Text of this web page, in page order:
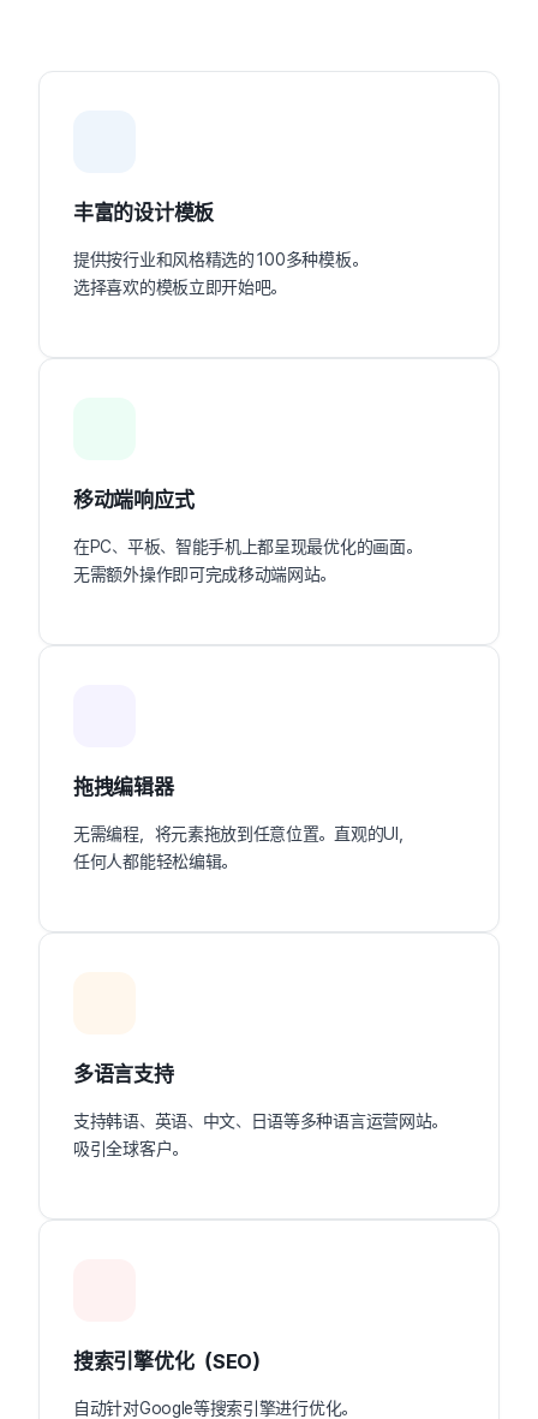
丰富的设计模板
提供按行业和风格精选的100多种模板。
选择喜欢的模板立即开始吧。
移动端响应式
在PC、平板、智能手机上都呈现最优化的画面。
无需额外操作即可完成移动端网站。
拖拽编辑器
无需编程，将元素拖放到任意位置。直观的UI，
任何人都能轻松编辑。
多语言支持
支持韩语、英语、中文、日语等多种语言运营网站。
吸引全球客户。
搜索引擎优化（SEO）
自动针对Google等搜索引擎进行优化。